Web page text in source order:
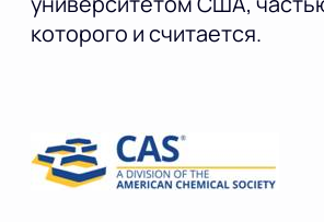
которого и считается.